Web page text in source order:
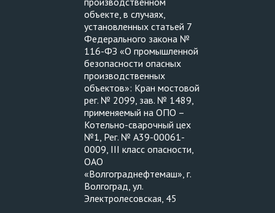
объекте, в случаях,
установленных статьей 7
Федерального закона №
116-ФЗ «О промышленной
безопасности опасных
производственных
объектов»: Кран мостовой
рег. № 2099, зав. № 1489,
применяемый на ОПО –
Котельно-сварочный цех
№1, Рег. № А39-00061-
0009, III класс опасности,
ОАО
«Волгограднефтемаш», г.
Волгоград, ул.
Электролесовская, 45